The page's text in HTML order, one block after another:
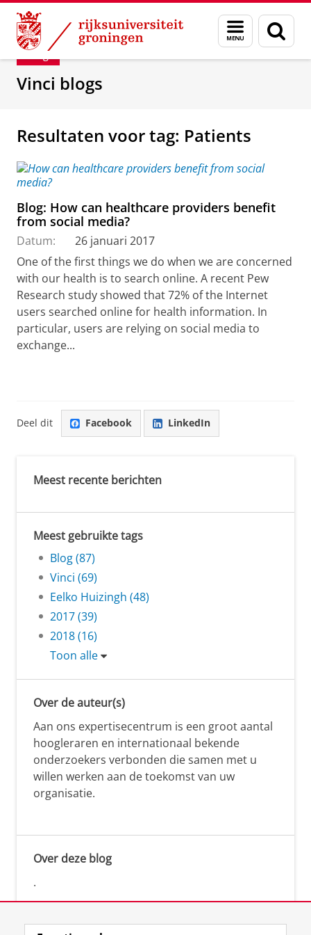
Skip
Content
Skip
Navigation
Menu
en
zoeken
Department of Innovation Management &
Blog
Vinci blogs
Resultaten voor tag: Patients
Blog: How can healthcare providers benefit
from social media?
Datum:
26 januari 2017
One of the first things we do when we are concerned
with our health is to search online. A recent Pew
Research study showed that 72% of the Internet
users searched online for health information. In
particular, users are relying on social media to
exchange...
Deel dit Facebook LinkedIn
Meest recente berichten
Meest gebruikte tags
Blog (87)
Vinci (69)
Eelko Huizingh (48)
2017 (39)
2018 (16)
Toon alle
Over de auteur(s)
Aan ons expertisecentrum is een groot aantal
hoogleraren en internationaal bekende
onderzoekers verbonden die samen met u
willen werken aan de toekomst van uw
organisatie.
Over deze blog
.